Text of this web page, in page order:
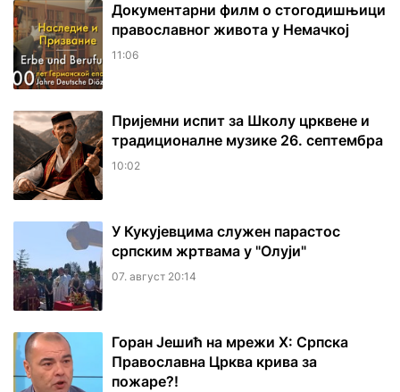
Документарни филм о стогодишњици
православног живота у Немачкој
11:06
Пријемни испит за Школу црквене и
традиционалне музике 26. септембра
10:02
У Кукујевцима служен парастос
српским жртвама у "Олуји"
07. август 20:14
Горан Јешић на мрежи Х: Српска
Православна Црква крива за
пожаре?!